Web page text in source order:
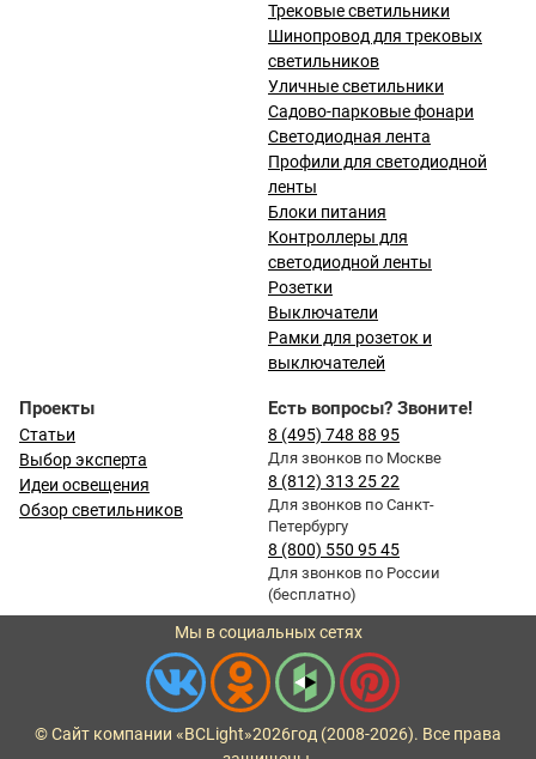
Трековые светильники
Шинопровод для трековых
светильников
Уличные светильники
Садово-парковые фонари
Светодиодная лента
Профили для светодиодной
ленты
Блоки питания
Контроллеры для
светодиодной ленты
Розетки
Выключатели
Рамки для розеток и
выключателей
Проекты
Статьи
Выбор эксперта
Идеи освещения
Обзор светильников
Есть вопросы? Звоните!
8 (495) 748 88 95
Для звонков по Москве
8 (812) 313 25 22
Для звонков по Санкт-
Петербургу
8 (800) 550 95 45
Для звонков по России
(бесплатно)
Мы в социальных сетях
© Сайт компании «BCLight»2026год (2008-2026). Все права